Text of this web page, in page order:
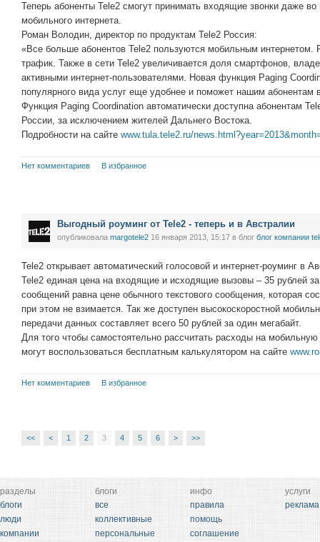
Теперь абоненты Tele2 смогут принимать входящие звонки даже во
мобильного интернета.
Роман Володин, директор по продуктам Tele2 Россия:
«Все больше абонентов Tele2 пользуются мобильным интернетом.
трафик. Также в сети Tele2 увеличивается доля смартфонов,
активными интернет-пользователями. Новая функция Paging
популярного вида услуг еще удобнее и поможет нашим абонентам
Функция Paging Coordination автоматически доступна абонентам
России, за исключением жителей Дальнего Востока.
Подробности на сайте www.tula.tele2.ru/
Нет комментариев В избранное
Выгодный роуминг от Tele2 - теперь и в Австралии
опубликовала margotele2 16 января 2013, 15:17 в блог блог компании
Tele2 открывает автоматический голосовой и интернет-роуминг в
Tele2 единая цена на входящие и исходящие вызовы – 35 рублей
сообщений равна цене обычного текстового сообщения, которая
при этом не взимается. Так же доступен высокоскоростной
передачи данных составляет всего 50 рублей за один мегабайт.
Для того чтобы самостоятельно рассчитать расходы на
могут воспользоваться бесплатным калькулятором на сайте
Нет комментариев В избранное
<< < 1 2 3 4 5 6 > >>
разделы
блоги
люди
компании
блоги
все
коллективные
персональные
инфо
правила
помощь
соглашение
услуги
реклама